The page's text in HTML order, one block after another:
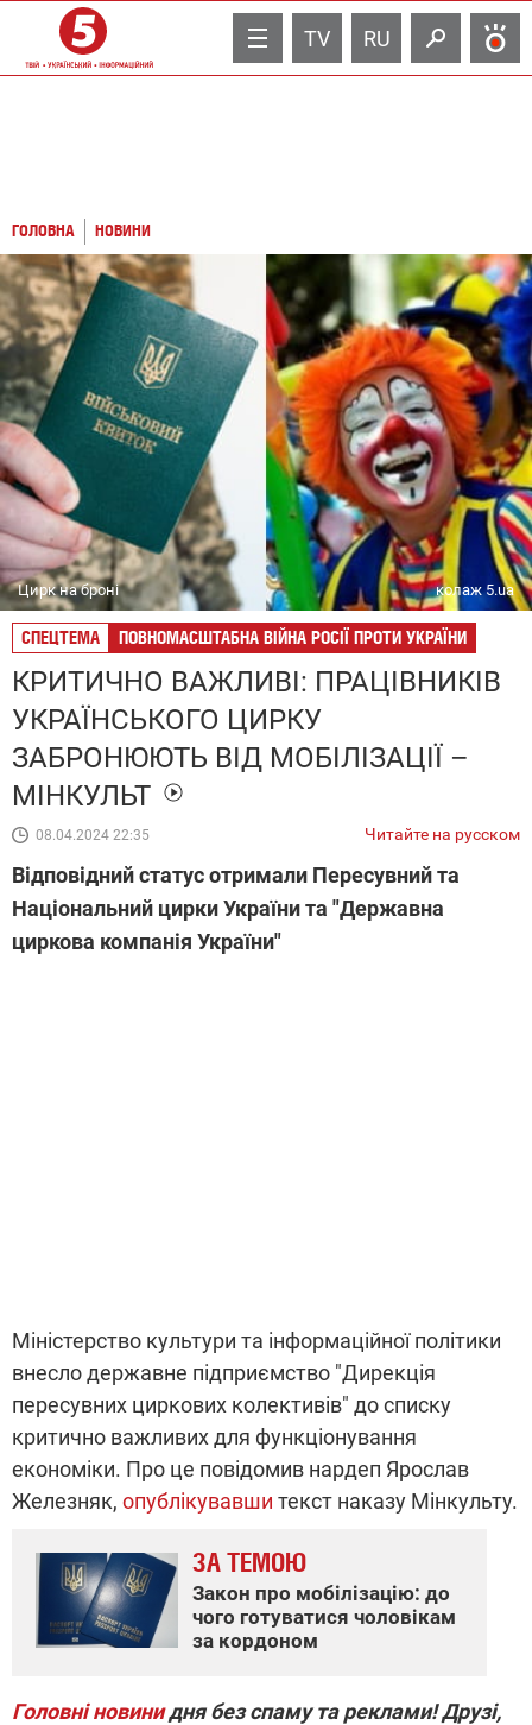
TV RU
ГОЛОВНА НОВИНИ
Цирк на броні колаж 5.ua
СПЕЦТЕМА ПОВНОМАСШТАБНА ВІЙНА РОСІЇ ПРОТИ УКРАЇНИ
КРИТИЧНО ВАЖЛИВІ: ПРАЦІВНИКІВ
УКРАЇНСЬКОГО ЦИРКУ
ЗАБРОНЮЮТЬ ВІД МОБІЛІЗАЦІЇ –
МІНКУЛЬТ
08.04.2024 22:35 Читайте на русском
Відповідний статус отримали Пересувний та
Національний цирки України та "Державна
циркова компанія України"
Міністерство культури та інформаційної політики
внесло державне підприємство "Дирекція
пересувних циркових колективів" до списку
критично важливих для функціонування
економіки. Про це повідомив нардеп Ярослав
Железняк, опублікувавши текст наказу Мінкульту.
ЗА ТЕМОЮ
Закон про мобілізацію: до
чого готуватися чоловікам
за кордоном
Головні новинидня без спаму та реклами! Друзі,